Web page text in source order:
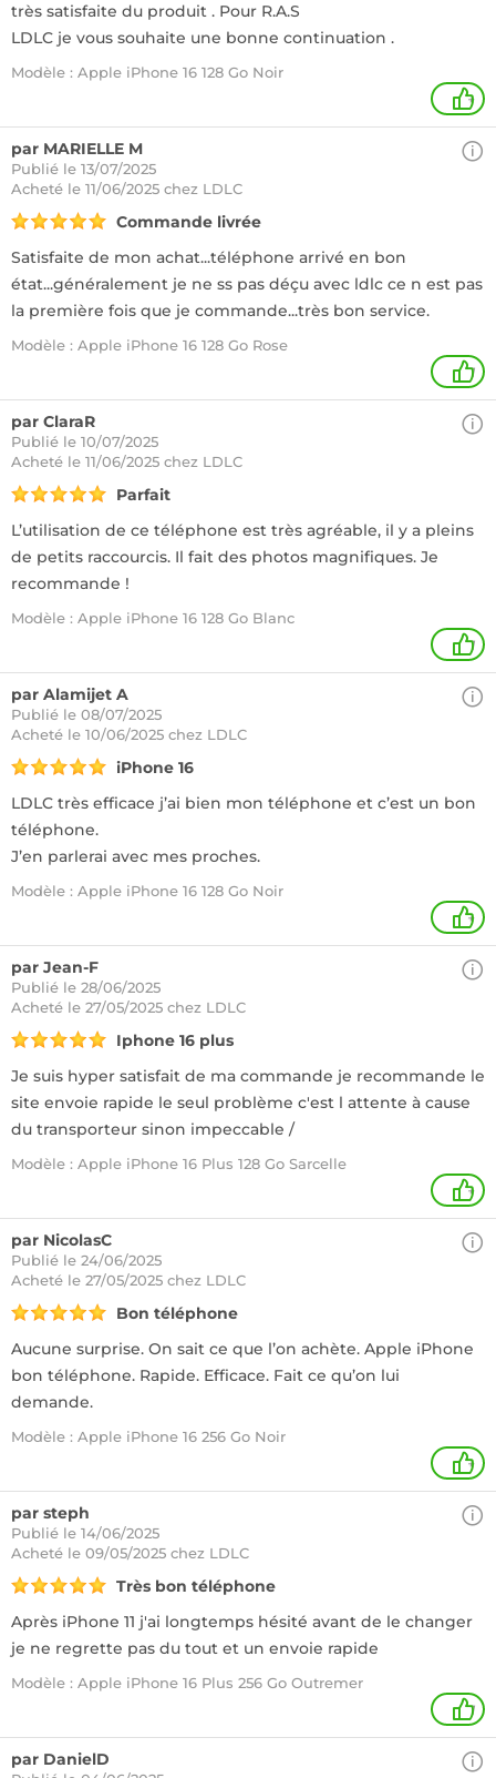
très satisfaite du produit . Pour R.A.S
LDLC je vous souhaite une bonne continuation .
Modèle : Apple iPhone 16 128 Go Noir
+
par MARIELLE M
Publié le 13/07/2025
Acheté le 11/06/2025 chez LDLC
Commande livrée
Satisfaite de mon achat...téléphone arrivé en bon
état...généralement je ne ss pas déçu avec ldlc ce n est pas
la première fois que je commande...très bon service.
Modèle : Apple iPhone 16 128 Go Rose
1
par ClaraR
Publié le 10/07/2025
Acheté le 11/06/2025 chez LDLC
Parfait
L’utilisation de ce téléphone est très agréable, il y a pleins
de petits raccourcis. Il fait des photos magnifiques. Je
recommande !
Modèle : Apple iPhone 16 128 Go Blanc
1
par Alamijet A
Publié le 08/07/2025
Acheté le 10/06/2025 chez LDLC
iPhone 16
LDLC très efficace j’ai bien mon téléphone et c’est un bon
téléphone.
J’en parlerai avec mes proches.
Modèle : Apple iPhone 16 128 Go Noir
+
par Jean-F
Publié le 28/06/2025
Acheté le 27/05/2025 chez LDLC
Iphone 16 plus
Je suis hyper satisfait de ma commande je recommande le
site envoie rapide le seul problème c'est l attente à cause
du transporteur sinon impeccable /
Modèle : Apple iPhone 16 Plus 128 Go Sarcelle
+
par NicolasC
Publié le 24/06/2025
Acheté le 27/05/2025 chez LDLC
Bon téléphone
Aucune surprise. On sait ce que l’on achète. Apple iPhone
bon téléphone. Rapide. Efficace. Fait ce qu’on lui
demande.
Modèle : Apple iPhone 16 256 Go Noir
+
par steph
Publié le 14/06/2025
Acheté le 09/05/2025 chez LDLC
Très bon téléphone
Après iPhone 11 j'ai longtemps hésité avant de le changer
je ne regrette pas du tout et un envoie rapide
Modèle : Apple iPhone 16 Plus 256 Go Outremer
1
par DanielD